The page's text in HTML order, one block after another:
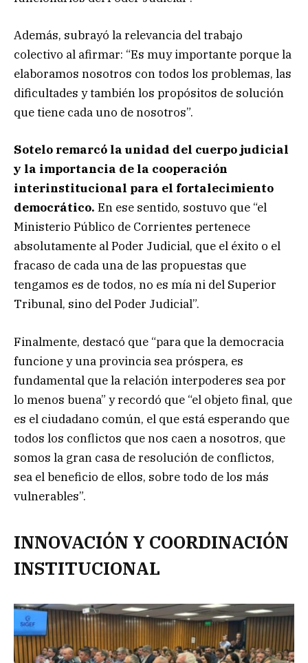
Además, subrayó la relevancia del trabajo
colectivo al afirmar: “Es muy importante porque la
elaboramos nosotros con todos los problemas, las
dificultades y también los propósitos de solución
que tiene cada uno de nosotros”.
Sotelo remarcó la unidad del cuerpo judicial
y la importancia de la cooperación
interinstitucional para el fortalecimiento
democrático. En ese sentido, sostuvo que “el
Ministerio Público de Corrientes pertenece
absolutamente al Poder Judicial, que el éxito o el
fracaso de cada una de las propuestas que
tengamos es de todos, no es mía ni del Superior
Tribunal, sino del Poder Judicial”.
Finalmente, destacó que “para que la democracia
funcione y una provincia sea próspera, es
fundamental que la relación interpoderes sea por
lo menos buena” y recordó que “el objeto final, que
es el ciudadano común, el que está esperando que
todos los conflictos que nos caen a nosotros, que
somos la gran casa de resolución de conflictos,
sea el beneficio de ellos, sobre todo de los más
vulnerables”.
INNOVACIÓN Y COORDINACIÓN
INSTITUCIONAL